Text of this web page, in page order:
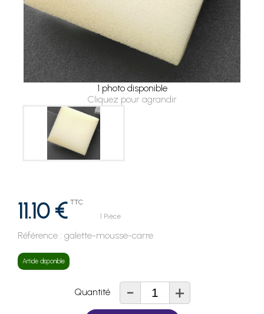
1 photo disponible
Cliquez pour agrandir
11.10 € TTC
1 Pièce
Référence : galette-mousse-carre
Article disponible
Quantité - +